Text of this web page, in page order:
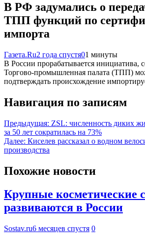
В РФ задумались о
ТПП функций по
импорта
Газета.Ru2 года спустя01 минуты
В России прорабатывается инициатива,
Торгово-промышленная палата (ТПП)
подтверждать происхождение
Навигация по записям
Предыдущая: ZSL: численность диких
за 50 лет сократилась на 73%
Далее: Киселев рассказал о водном
производства
Похожие новости
Крупные косметические
развиваются в России
Sostav.ru6 месяцев спустя 0